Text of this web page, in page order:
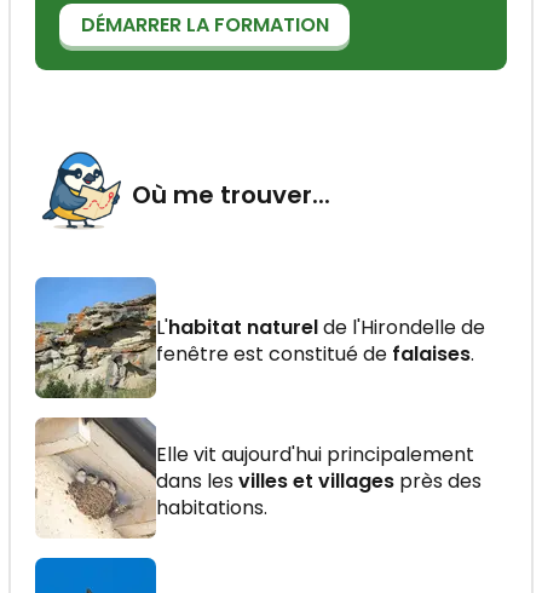
DÉMARRER LA FORMATION
Où me trouver...
L'habitat naturelde l'Hirondelle de
fenêtre est constitué de falaises.
Elle vit aujourd'hui principalement
dans lesvilles et villages près des
habitations.